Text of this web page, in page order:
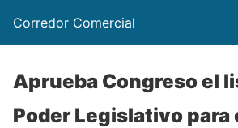
Corredor Comercial
Aprueba Congreso el
Poder Legislativo para